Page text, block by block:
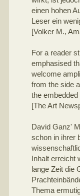
einen hohen
Leser ein
[Volker M.,
For a reader
emphasised
welcome
from the side
the
[The Art
David Ganz'
schon in ihrer
Inhalt erreicht
lange Zeit die
Thema